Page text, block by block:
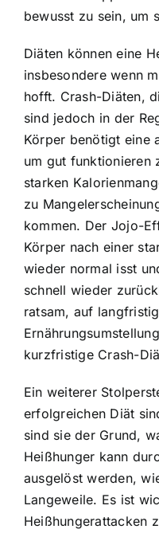
bewusst zu sein, um
Diäten können eine
insbesondere wenn
hofft. Crash-Diäten,
sind jedoch in der
Körper benötigt eine
um gut funktionieren
starken
zu
kommen. Der Jojo-
Körper nach einer
wieder normal isst
schnell wieder
ratsam, auf
kurzfristige Crash-
Ein weiterer
erfolgreichen Diät
sind sie der Grund,
Heißhunger kann
ausgelöst werden,
Langeweile. Es ist
Heißhungerattacken